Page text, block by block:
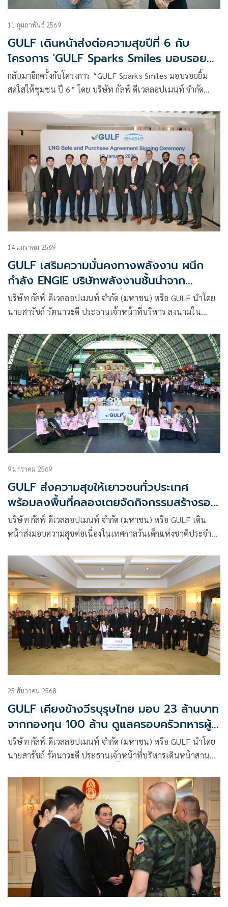
11 กุมภาพันธ์ 2569
GULF เดินหน้าส่งต่อความสุขปีที่ 6 กับ
โครงการ 'GULF Sparks Smiles มอบรอย
ยิ้มให้ชุมชน’ ณ ศูนย์นันทนาการคลองเตย วัน
ที่ 12-13 ก.พ.69 นี้
กลับมาอีกครั้งกับโครงการ “GULF Sparks Smiles มอบรอยยิ้ม
สดใสให้ชุมชน ปี 6” โดย บริษัท กัลฟ์ ดีเวลลอปเมนท์ จำกัด
ชีวิตแก่ชุมชน ร่วมกับ คณะทันตแพทยศาสตร์ จุฬาลงกรณ์
มหาวิทยาลัย ออกหน่วยทันตกรรมเคลื่อนที่เพื่อให้บริการตรวจ
รักษาและดูแลสุขภาพช่องปากแก่ประชาชนโดยไม่มีค่าใช้จ่าย
ในวันที่ 12-13 กุมภาพันธ์ 2569 ณ ศูนย์นันทนาการคลองเตย
กทม.
14 มกราคม 2569
GULF เสริมความมั่นคงทางพลังงาน ผนึก
กำลัง ENGIE บริษัทพลังงานชั้นนำจาก
ฝรั่งเศส ลงนามสัญญาซื้อขาย LNG ระยะยาว
15 ปี
บริษัท กัลฟ์ ดีเวลลอปเมนท์ จำกัด (มหาชน) หรือ GULF นำโดย
นายสารัชถ์ รัตนาวะดี ประธานเจ้าหน้าที่บริหาร ลงนามใน
Agreement) กับ ENGIE S.A. (ENGIE) บริษัทพลังงานชั้นนำ
ระดับโลกสัญชาติฝรั่งเศส นำโดย นายเจอโรม มัลก้า คณะ
กรรมการบริหาร เพื่อเสริมสร้างความแข็งแกร่งและเสถียรภาพ
ด้านการจัดหาพลังงานให้กับประเทศ
9 มกราคม 2569
GULF ส่งความสุขให้เยาวชนทั่วประเทศ
พร้อมลงพื้นที่คลองเตยจัดกิจกรรมสร้างรอย
ยิ้ม ชูสื่อการเรียนรู้รักษ์โลก ปลูกฝังจิตสำนึก
ด้านสิ่งแวดล้อม
บริษัท กัลฟ์ ดีเวลลอปเมนท์ จำกัด (มหาชน) หรือ GULF เดิน
หน้าส่งมอบความสุขต่อเนื่องในเทศกาลวันเด็กแห่งชาติประจำปี
25 ธันวาคม 2568
GULF เคียงข้างวีรบุรุษไทย มอบ 23 ล้านบาท
จากกองทุน 100 ล้าน ดูแลครอบครัวทหารผู้
สละชีพเพื่อแผ่นดิน
บริษัท กัลฟ์ ดีเวลลอปเมนท์ จำกัด (มหาชน) หรือ GULF นำโดย
นายสารัชถ์ รัตนาวะดี ประธานเจ้าหน้าที่บริหารเดินหน้าสานต่อ